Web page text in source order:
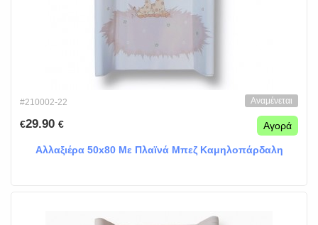
#210002-22 Αναμένεται
€29.90 € Αγορά
Αλλαξιέρα 50x80 Με Πλαϊνά Μπεζ Καμηλοπάρδαλη